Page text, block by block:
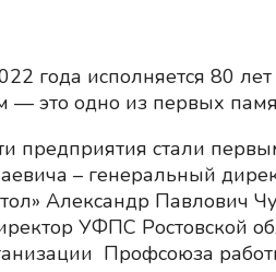
года исполняется 80
— это одно из первых
предприятия стали
– генеральный
Александр Павлович
УФПС Ростовской
Профсоюза